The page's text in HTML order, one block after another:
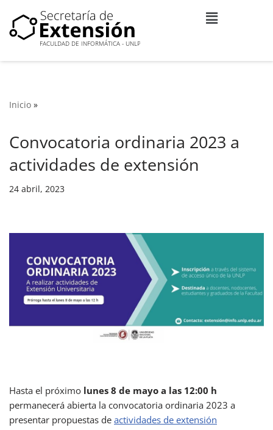
Ir
contenido
Inicio »
Convocatoria ordinaria 2023 a
actividades de extensión
24 abril, 2023
Hasta el próximo lunes 8 de mayo a las 12:00 h
permanecerá abierta la convocatoria ordinaria 2023 a
presentar propuestas de actividades de extensión